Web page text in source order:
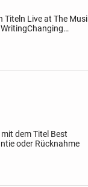
Titeln Live at The
Changing
dem Titel Best
oder Rücknahme